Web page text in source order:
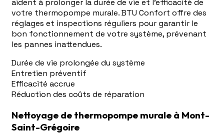
aident à prolonger la durée de vie et l'efficacité de
votre thermopompe murale. BTU Confort offre des
réglages et inspections réguliers pour garantir le
bon fonctionnement de votre système, prévenant
les pannes inattendues.
Durée de vie prolongée du système
Entretien préventif
Efficacité accrue
Réduction des coûts de réparation
Nettoyage de thermopompe murale à Mont-
Saint-Grégoire